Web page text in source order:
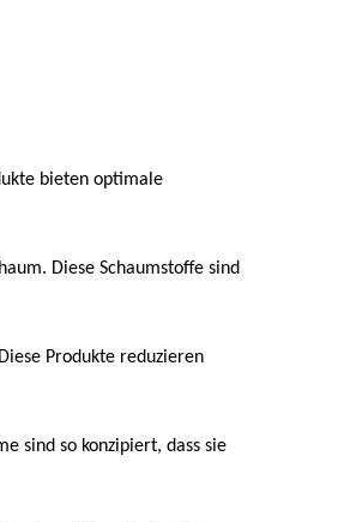
bieten optimale
Diese Schaumstoffe sind
Produkte reduzieren
sind so konzipiert, dass sie